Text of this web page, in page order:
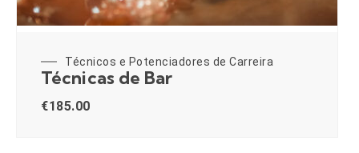
Técnicos e Potenciadores de Carreira
Técnicas de Bar
€185.00